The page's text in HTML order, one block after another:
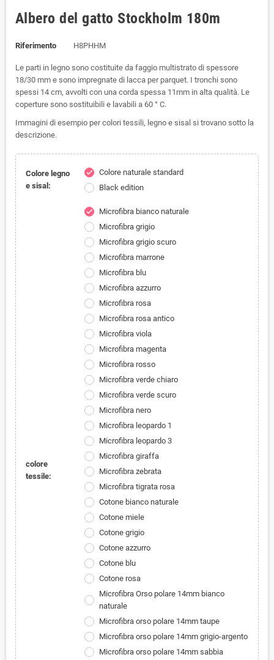
Albero del gatto Stockholm 180m
Riferimento H8PHHM
Le parti in legno sono costituite da faggio multistrato di spessore
18/30 mm e sono impregnate di lacca per parquet. I tronchi sono
spessi 14 cm, avvolti con una corda spessa 11mm in alta qualità. Le
coperture sono sostituibili e lavabili a 60 ° C.
Immagini di esempio per colori tessili, legno e sisal si trovano sotto la
descrizione.
Colore legno
e sisal:
check
Colore naturale standard
Black edition
colore
tessile:
check
Microfibra bianco naturale
Microfibra grigio
Microfibra grigio scuro
Microfibra marrone
Microfibra blu
Microfibra azzurro
Microfibra rosa
Microfibra rosa antico
Microfibra viola
Microfibra magenta
Microfibra rosso
Microfibra verde chiaro
Microfibra verde scuro
Microfibra nero
Microfibra leopardo 1
Microfibra leopardo 3
Microfibra giraffa
Microfibra zebrata
Microfibra tigrata rosa
Cotone bianco naturale
Cotone miele
Cotone grigio
Cotone azzurro
Cotone blu
Cotone rosa
Microfibra Orso polare 14mm bianco
naturale
Microfibra orso polare 14mm taupe
Microfibra orso polare 14mm grigio-argento
Microfibra orso polare 14mm sabbia